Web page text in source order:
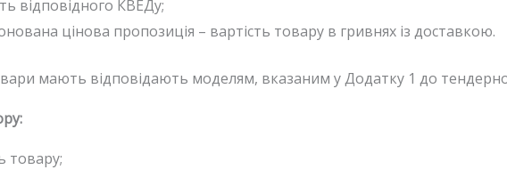
відповідного КВЕДу;
цінова пропозиція – вартість товару в гривнях із доставкою.
мають відповідають моделям, вказаним у Додатку 1 до
товару;